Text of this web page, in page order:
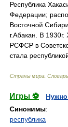
Республика
Федерации;
Восточной
г.Абакан. В
РСФСР в
стала
Страны мира. Словарь
Игры ⚽
Синонимы:
республика